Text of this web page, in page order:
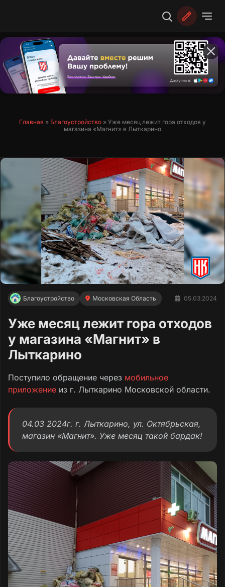
Главная » Благоустройство » Уже месяц лежит гора отходов у
магазина «Магнит» в Лыткарино
Благоустройство Московская Область 05.03.2024
Уже месяц лежит гора отходов
у магазина «Магнит» в
Лыткарино
Поступило обращение через мобильное
приложение из г. Лыткарино Московской области.
04.03 2024г. г. Лыткарино, ул. Октябрьская,
магазин «Магнит». Уже месяц такой бардак!